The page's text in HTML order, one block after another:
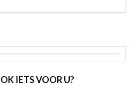
IETS VOOR U?